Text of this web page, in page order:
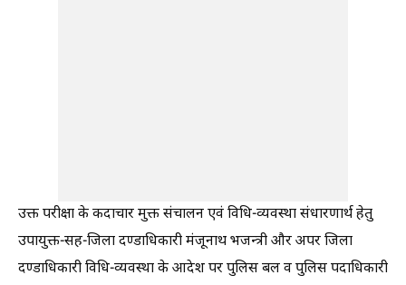
उक्त परीक्षा के कदाचार मुक्त संचालन एवं विधि-व्यवस्था संधारणार्थ हेतु
उपायुक्त-सह-जिला दण्डाधिकारी मंजूनाथ भजन्त्री और अपर जिला
दण्डाधिकारी विधि-व्यवस्था के आदेश पर पुलिस बल व पुलिस पदाधिकारी